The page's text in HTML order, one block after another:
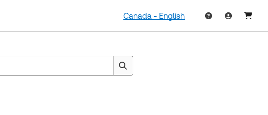
Canada - English